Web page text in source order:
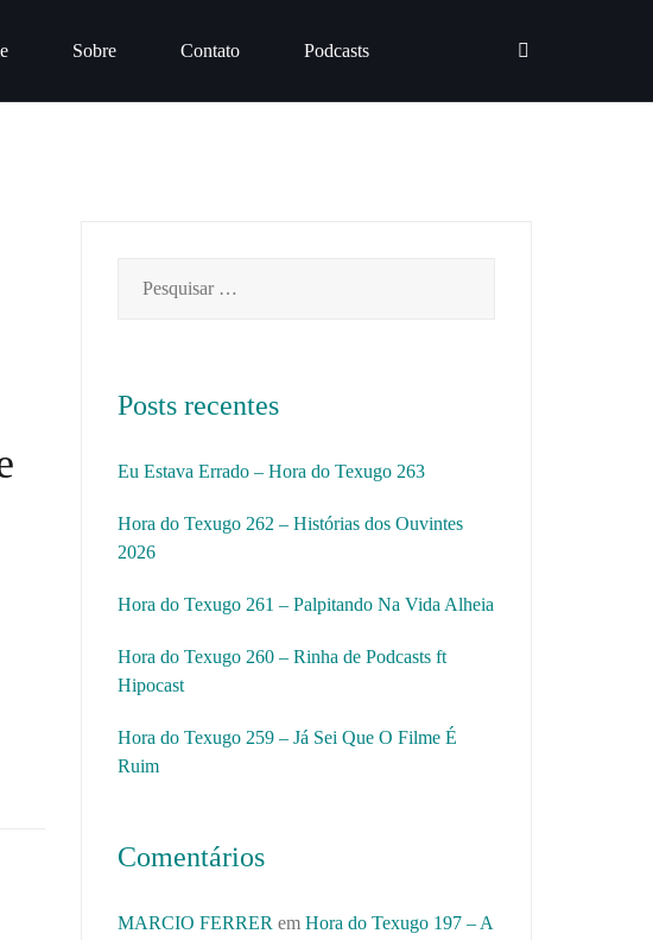
Sobre Contato Podcasts
por:
Posts recentes
Eu Estava Errado – Hora do Texugo 263
Hora do Texugo 262 – Histórias dos Ouvintes
2026
Hora do Texugo 261 – Palpitando Na Vida Alheia
Hora do Texugo 260 – Rinha de Podcasts ft
Hipocast
Hora do Texugo 259 – Já Sei Que O Filme É
Ruim
Comentários
MARCIO FERRER em Hora do Texugo 197 – A